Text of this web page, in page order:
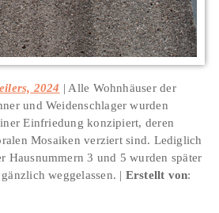
2024
Alle Wohnhäuser der
und Weidenschlager wurden
Einfriedung konzipiert, deren
Mosaiken verziert sind. Lediglich
Hausnummern 3 und 5 wurden später
weggelassen.
Erstellt von: